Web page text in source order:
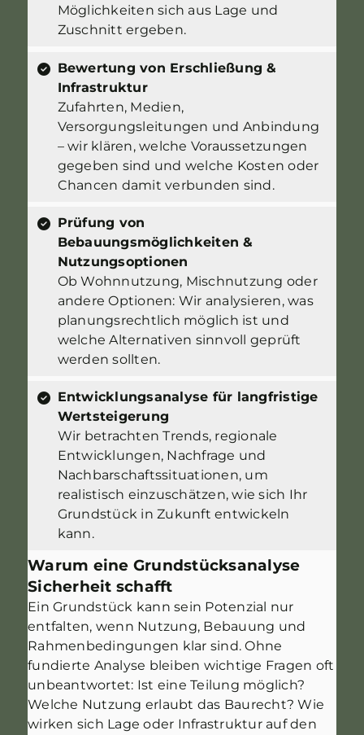
Möglichkeiten sich aus Lage und
Zuschnitt ergeben.
Bewertung von Erschließung &
Infrastruktur
Zufahrten, Medien,
Versorgungsleitungen und Anbindung
– wir klären, welche Voraussetzungen
gegeben sind und welche Kosten oder
Chancen damit verbunden sind.
Prüfung von
Bebauungsmöglichkeiten &
Nutzungsoptionen
Ob Wohnnutzung, Mischnutzung oder
andere Optionen: Wir analysieren, was
planungsrechtlich möglich ist und
welche Alternativen sinnvoll geprüft
werden sollten.
Entwicklungsanalyse für langfristige
Wertsteigerung
Wir betrachten Trends, regionale
Entwicklungen, Nachfrage und
Nachbarschaftssituationen, um
realistisch einzuschätzen, wie sich Ihr
Grundstück in Zukunft entwickeln
kann.
Warum eine Grundstücksanalyse
Sicherheit schafft
Ein Grundstück kann sein Potenzial nur
entfalten, wenn Nutzung, Bebauung und
Rahmenbedingungen klar sind. Ohne
fundierte Analyse bleiben wichtige Fragen oft
unbeantwortet: Ist eine Teilung möglich?
Welche Nutzung erlaubt das Baurecht? Wie
wirken sich Lage oder Infrastruktur auf den